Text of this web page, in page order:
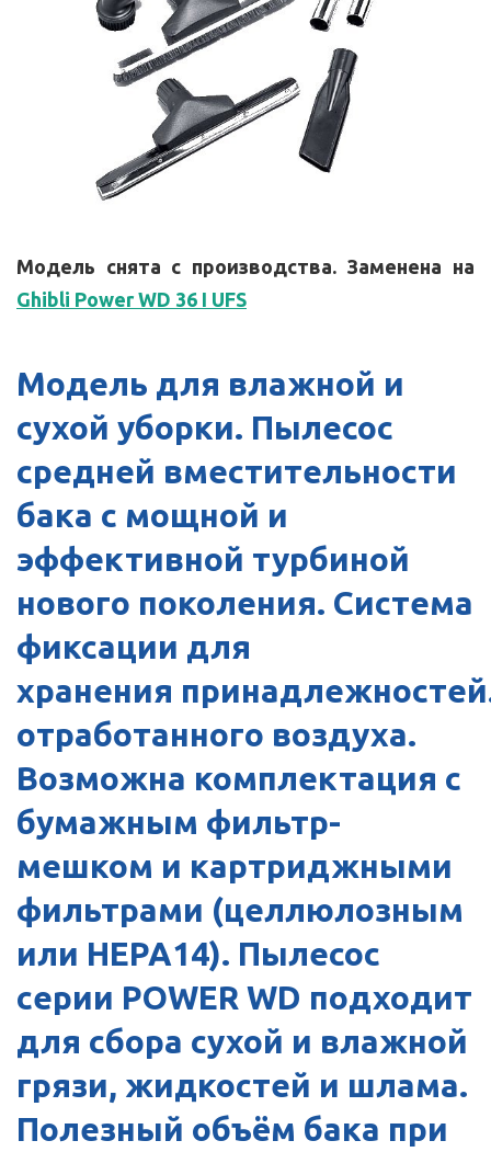
Модель снята с производства. Заменена на
Ghibli Power WD 36 I UFS
Модель для влажной и
сухой уборки. Пылесос
средней вместительности
бака с мощной и
эффективной турбиной
нового поколения. Система
фиксации для
хранения
отработанного воздуха.
Возможна комплектация с
бумажным фильтр-
мешком и картриджными
фильтрами (целлюлозным
или HEPA14). Пылесос
серии POWER WD подходит
для сбора сухой и влажной
грязи, жидкостей и шлама.
Полезный объём бака при